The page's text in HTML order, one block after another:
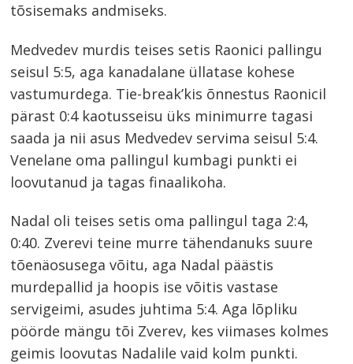
tõsisemaks andmiseks.
Medvedev murdis teises setis Raonici pallingu
seisul 5:5, aga kanadalane üllatase kohese
vastumurdega. Tie-break’kis õnnestus Raonicil
pärast 0:4 kaotusseisu üks minimurre tagasi
saada ja nii asus Medvedev servima seisul 5:4.
Venelane oma pallingul kumbagi punkti ei
loovutanud ja tagas finaalikoha.
Nadal oli teises setis oma pallingul taga 2:4,
0:40. Zverevi teine murre tähendanuks suure
tõenäosusega võitu, aga Nadal päästis
murdepallid ja hoopis ise võitis vastase
servigeimi, asudes juhtima 5:4. Aga lõpliku
pöörde mängu tõi Zverev, kes viimases kolmes
geimis loovutas Nadalile vaid kolm punkti.